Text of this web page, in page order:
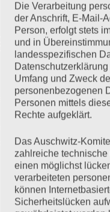
Dienstag,
Es begann
bestätigt worden,
schuldig gemacht.
wenn der Angeklagte
Die Verarbeitung
der Anschrift, E-Mail-
Person, erfolgt stets
und in
landesspezifischen
Umfang und Zweck
personenbezogenen
Personen mittels
Rechte aufgeklärt.
Das Auschwitz-
zahlreiche
einen möglichst
verarbeiteten
können
Sicherheitslücken